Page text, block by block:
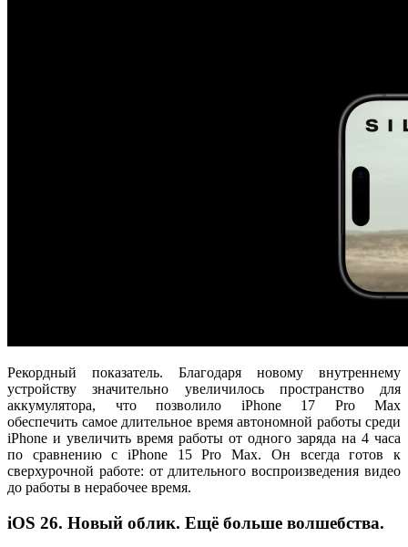
Рекордный показатель. Благодаря новому внутреннему
устройству значительно увеличилось пространство для
аккумулятора, что позволило iPhone 17 Pro Max
обеспечить самое длительное время автономной работы среди
iPhone и увеличить время работы от одного заряда на 4 часа
по сравнению с iPhone 15 Pro Max. Он всегда готов к
сверхурочной работе: от длительного воспроизведения видео
до работы в нерабочее время.
iOS 26. Новый облик. Ещё больше волшебства.